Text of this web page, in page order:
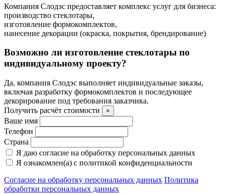
Компания Слодэс предоставляет комплекс услуг для бизнеса:
производство стеклотары,
изготовление формокомплектов,
нанесение декорации (окраска, покрытия, брендирование)
Возможно ли изготовление стеклотары по
индивидуальному проекту?
Да, компания Слодэс выполняет индивидуальные заказы,
включая разработку формокомплектов и последующее
декорирование под требования заказчика.
Получить расчёт стоимости
×
Ваше имя
Телефон
Страна
Я даю согласие на обработку персональных данных
Я ознакомлен(а) с политикой конфиденциальности
Согласие на обработку персональных данных Политика
обработки персональных данных